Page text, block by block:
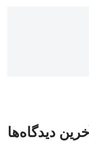
آخرین دیدگاه‌ها